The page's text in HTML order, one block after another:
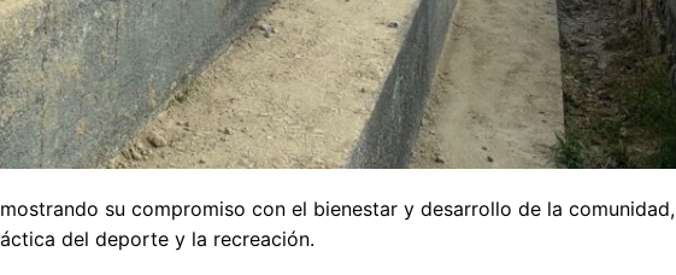
su compromiso con el bienestar y desarrollo de la comunidad,
del deporte y la recreación.